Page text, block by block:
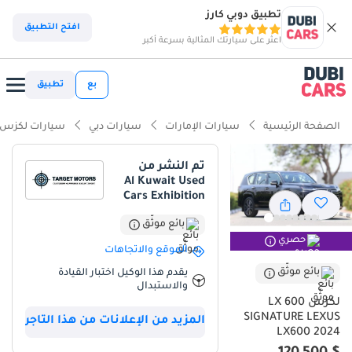
تطبيق دوبي كارز
اعثر على سيارتك المثالية بسرعة أكبر
افتح التطبيق
بع تطبيق
الصفحة الرئيسية سيارات الإمارات سيارات دبي سيارات لكزس
حصري
بائع موثّق
لكزس LX 600
SIGNATURE LEXUS
LX600 2024
تم النشر من
Al Kuwait Used
Cars Exhibition
بائع موثّق
الموقع والاتجاهات
يقدم هذا الوكيل اختبار القيادة
والاستبدال
المزيد من الإعلانات من هذا التاجر
ذكاء دوبي كارز
ذكاء دوبيكارز
قدرات حقيقية للطرق الوعرة
أقل معدل استهلاك للقيمة في فئتها
نظام صوتي من الفئة الأولى قياسي
ملخص
تمثل Lexus LX600 SIGNATURE 2024 قمة ما وصلت إليه سيارات الدفع
أسطوانات سعة 3.5 لتر. يعد هذا الإصدار تحديداً صفقة رابحة في سوق
الخليج بفضل لونه الأسود الملكي الذي يحافظ على جاذبيته وقيمته عند